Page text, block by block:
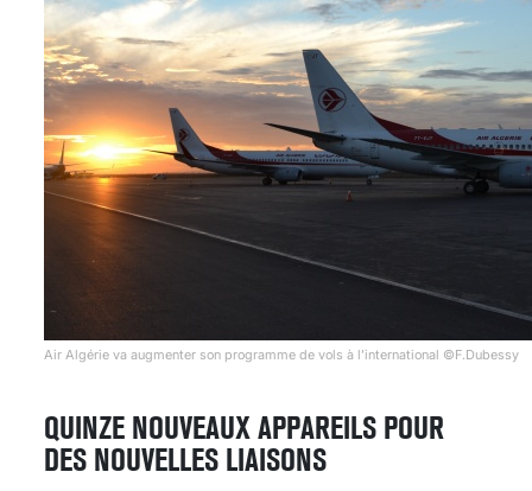
Air Algérie va augmenter son programme de vols à l’international ©F.Dubessy
QUINZE NOUVEAUX APPAREILS POUR
DES NOUVELLES LIAISONS